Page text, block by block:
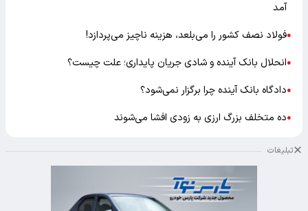
آمد
●فولاد نصف کشور را می‌بلعد، هزینه ناچیز می‌پردازد!
●انحلال بانک آینده و شادی جریان پایداری؛ علت چیست؟
●دادگاه بانک آینده چرا برگزار نمی‌شود؟
●ده متخلف بزرگ ارزی به زودی افشا می‌شوند
تبلیغات